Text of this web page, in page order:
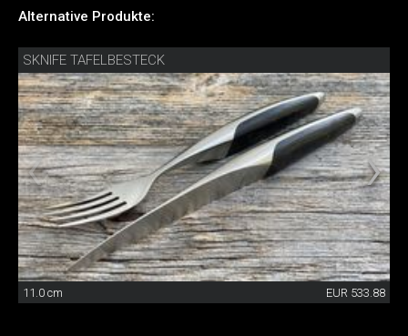
Alternative Produkte:
SKNIFE TAFELBESTECK
11.0 cm EUR 533.88